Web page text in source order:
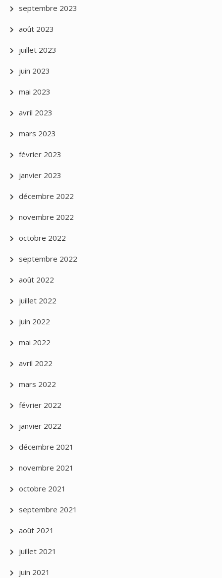
septembre 2023
août 2023
juillet 2023
juin 2023
mai 2023
avril 2023
mars 2023
février 2023
janvier 2023
décembre 2022
novembre 2022
octobre 2022
septembre 2022
août 2022
juillet 2022
juin 2022
mai 2022
avril 2022
mars 2022
février 2022
janvier 2022
décembre 2021
novembre 2021
octobre 2021
septembre 2021
août 2021
juillet 2021
juin 2021